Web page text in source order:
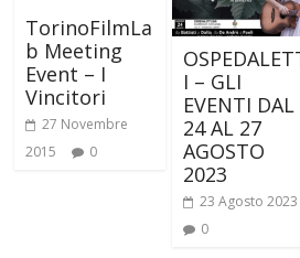
TorinoFilmLa
b Meeting
Event – I
Vincitori
27 Novembre
2015
0
I – GLI
EVENTI DAL
24 AL 27
AGOSTO
2023
23 Agosto 2023
0